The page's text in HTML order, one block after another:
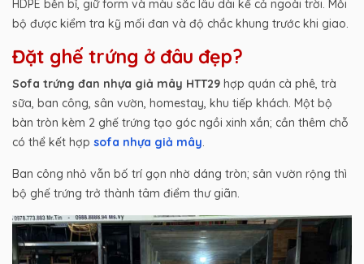
HDPE bền bỉ, giữ form và màu sắc lâu dài kể cả ngoài trời. Mỗi
bộ được kiểm tra kỹ mối đan và độ chắc khung trước khi giao.
Đặt ghế trứng ở đâu đẹp?
Sofa trứng đan nhựa giả mây HTT29 hợp quán cà phê, trà
sữa, ban công, sân vườn, homestay, khu tiếp khách. Một bộ
bàn tròn kèm 2 ghế trứng tạo góc ngồi xinh xắn; cần thêm chỗ
có thể kết hợp sofa nhựa giả mây
Ban công nhỏ vẫn bố trí gọn nhờ dáng tròn; sân vườn rộng thì
bộ ghế trứng trở thành tâm điểm thư giãn.